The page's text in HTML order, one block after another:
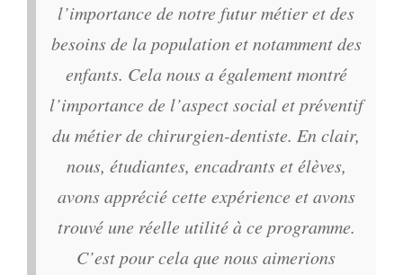
l’importance de notre futur métier et des
besoins de la population et notamment des
enfants. Cela nous a également montré
l’importance de l’aspect social et préventif
du métier de chirurgien-dentiste. En clair,
nous, étudiantes, encadrants et élèves,
avons apprécié cette expérience et avons
trouvé une réelle utilité à ce programme.
C’est pour cela que nous aimerions